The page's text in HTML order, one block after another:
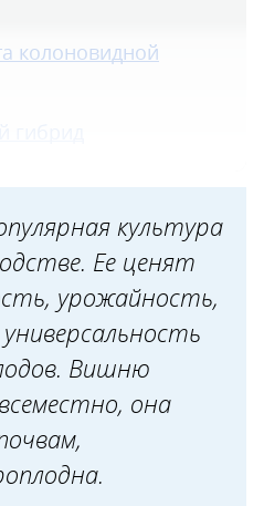
колоновидной
средняя
мусс
саженцы
культура
Ее ценят
урожайность,
Вишню
она